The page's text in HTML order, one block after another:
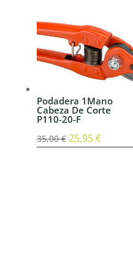
era:
36,90 €.
es:
26,10 €.
Podadera 1Mano
Cabeza De Corte
P110-20-F
35,00€ El
25,95€El